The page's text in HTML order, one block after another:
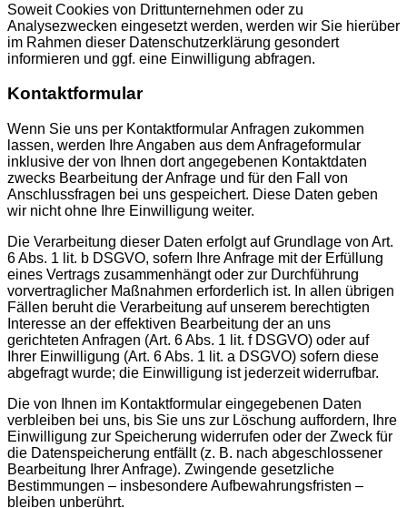
Soweit Cookies von Drittunternehmen oder zu
Analysezwecken eingesetzt werden, werden wir Sie hierüber
im Rahmen dieser Datenschutzerklärung gesondert
informieren und ggf. eine Einwilligung abfragen.
Kontaktformular
Wenn Sie uns per Kontaktformular Anfragen zukommen
lassen, werden Ihre Angaben aus dem Anfrageformular
inklusive der von Ihnen dort angegebenen Kontaktdaten
zwecks Bearbeitung der Anfrage und für den Fall von
Anschlussfragen bei uns gespeichert. Diese Daten geben
wir nicht ohne Ihre Einwilligung weiter.
Die Verarbeitung dieser Daten erfolgt auf Grundlage von Art.
6 Abs. 1 lit. b DSGVO, sofern Ihre Anfrage mit der Erfüllung
eines Vertrags zusammenhängt oder zur Durchführung
vorvertraglicher Maßnahmen erforderlich ist. In allen übrigen
Fällen beruht die Verarbeitung auf unserem berechtigten
Interesse an der effektiven Bearbeitung der an uns
gerichteten Anfragen (Art. 6 Abs. 1 lit. f DSGVO) oder auf
Ihrer Einwilligung (Art. 6 Abs. 1 lit. a DSGVO) sofern diese
abgefragt wurde; die Einwilligung ist jederzeit widerrufbar.
Die von Ihnen im Kontaktformular eingegebenen Daten
verbleiben bei uns, bis Sie uns zur Löschung auffordern, Ihre
Einwilligung zur Speicherung widerrufen oder der Zweck für
die Datenspeicherung entfällt (z. B. nach abgeschlossener
Bearbeitung Ihrer Anfrage). Zwingende gesetzliche
Bestimmungen – insbesondere Aufbewahrungsfristen –
bleiben unberührt.